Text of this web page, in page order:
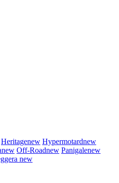
Heritagenew Hypermotardnew
new Off-Roadnew Panigalenew
new